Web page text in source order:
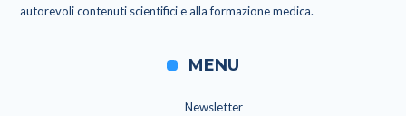
autorevoli contenuti scientifici e alla formazione medica.
MENU
Newsletter